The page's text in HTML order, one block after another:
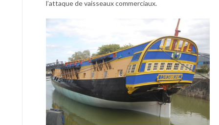
l’attaque de vaisseaux commerciaux.